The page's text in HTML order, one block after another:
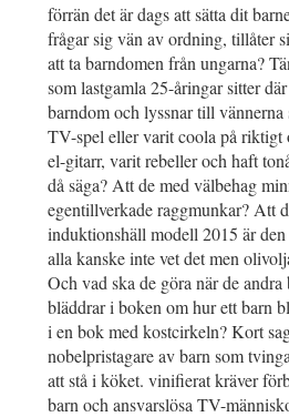
förrän det är dags att sätta dit
frågar sig vän av ordning, tillåter
att ta barndomen från ungarna?
som lastgamla 25-åringar sitter
barndom och lyssnar till vännerna
TV-spel eller varit coola på riktigt
el-gitarr, varit rebeller och haft
då säga? Att de med välbehag
egentillverkade raggmunkar? Att
induktionshäll modell 2015 är
alla kanske inte vet det men
Och vad ska de göra när de
bläddrar i boken om hur ett barn
i en bok med kostcirkeln? Kort
nobelpristagare av barn som
att stå i köket. vinifierat kräver
barn och ansvarslösa TV-